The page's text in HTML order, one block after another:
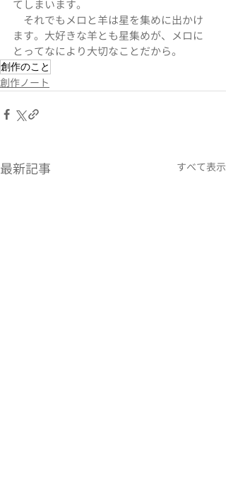
てしまいます。
それでもメロと羊は星を集めに出かけ
ます。大好きな羊とも星集めが、メロに
とってなにより大切なことだから。
創作のこと
創作ノート
最新記事 すべて表示